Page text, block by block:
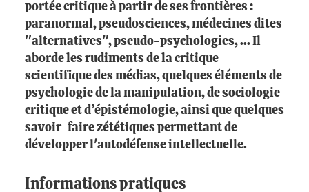
portée critique à partir de ses frontières :
paranormal, pseudosciences, médecines dites
"alternatives", pseudo-psychologies, ... Il
aborde les rudiments de la critique
scientifique des médias, quelques éléments de
psychologie de la manipulation, de sociologie
critique et d’épistémologie, ainsi que quelques
savoir-faire zététiques permettant de
développer l'autodéfense intellectuelle.
Informations pratiques